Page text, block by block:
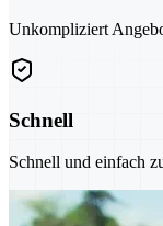
Unkompliziert
Schnell
Schnell und einfach